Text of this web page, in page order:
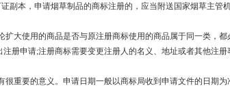
副本，申请烟草制品的商标注册的，应当附送国家烟草主管
大使用的商品是否与原注册商标使用的商品属于同一类，都
册申请;注册商标需要变更注册人的名义、地址或者其他注册
重要的意义。申请日期一般以商标局收到申请文件的日期为